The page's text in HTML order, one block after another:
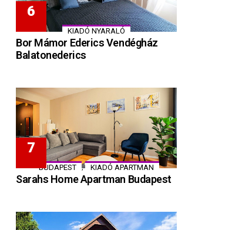
KIADÓ NYARALÓ
Bor Mámor Ederics Vendégház
Balatonederics
BUDAPEST , KIADÓ APARTMAN
Sarahs Home Apartman Budapest